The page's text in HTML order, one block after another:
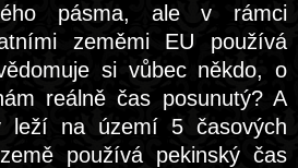
pásma, ale v rámci
zeměmi EU používá
si vůbec někdo, o
reálně čas posunutý? A
leží na území 5 časových
používá pekinský čas